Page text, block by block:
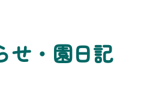
せ・園日記